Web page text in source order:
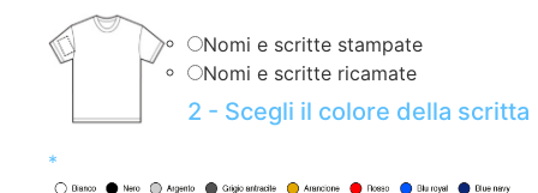
Nomi e scritte stampate
Nomi e scritte ricamate
2 - Scegli il colore della scritta
*